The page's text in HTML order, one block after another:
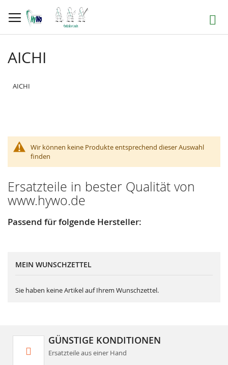
zum
Inhalt
Suche
AICHI
AICHI
Wir können keine Produkte entsprechend dieser Auswahl
finden
Ersatzteile in bester Qualität von
www.hywo.de
Passend für folgende Hersteller:
MEIN WUNSCHZETTEL
Sie haben keine Artikel auf Ihrem Wunschzettel.
GÜNSTIGE KONDITIONEN
Ersatzteile aus einer Hand